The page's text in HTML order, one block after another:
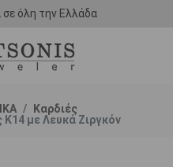
όλη την Ελλάδα
Καρδιές
Κ14 με Λευκά Ζιργκόν